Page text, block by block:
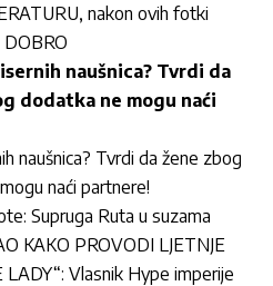
nakon ovih fotki
DOBRO
naušnica? Tvrdi da
dodatka ne mogu naći
naušnica? Tvrdi da žene zbog
naći partnere!
Supruga Ruta u suzama
KAKO PROVODI LJETNJE
Vlasnik Hype imperije